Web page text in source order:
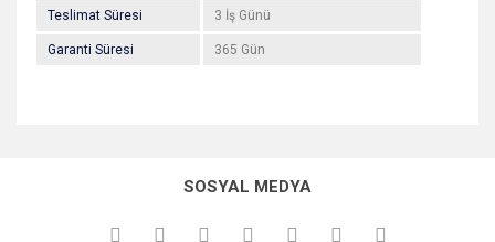
Teslimat Süresi 3 İş Günü
Garanti Süresi 365 Gün
kullanarak tarafımıza iletebilirsiniz.
Görüş ve önerileriniz için teşekkür ederiz.
SOSYAL MEDYA